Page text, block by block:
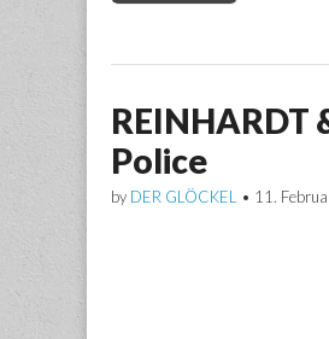
REINHARDT
Police
by DER GLÖCKEL • 11.